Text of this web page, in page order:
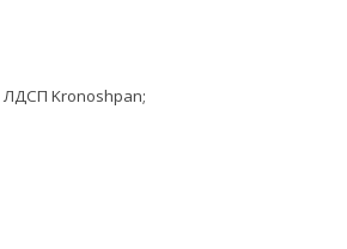
ЛДСП Kronoshpan;